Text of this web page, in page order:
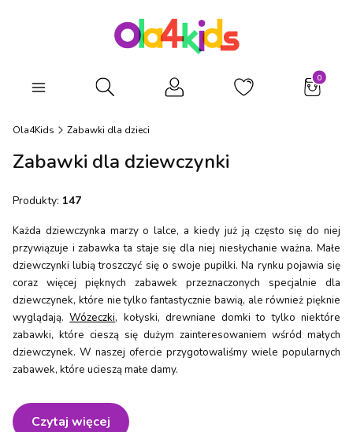
Otwórz wyszukiwarkę
Ola4Kids Zabawki dla dzieci
Zabawki dla dziewczynki
Produkty: 147
Każda dziewczynka marzy o lalce, a kiedy już ją często się do niej
przywiązuje i zabawka ta staje się dla niej niesłychanie ważna. Małe
dziewczynki lubią troszczyć się o swoje pupilki. Na rynku pojawia się
coraz więcej pięknych zabawek przeznaczonych specjalnie dla
dziewczynek, które nie tylko fantastycznie bawią, ale również pięknie
wyglądają.Wózeczki, kołyski, drewniane domki to tylko niektóre
zabawki, które cieszą się dużym zainteresowaniem wśród małych
dziewczynek. W naszej ofercie przygotowaliśmy wiele popularnych
zabawek, które ucieszą małe damy.
Czytaj więcej